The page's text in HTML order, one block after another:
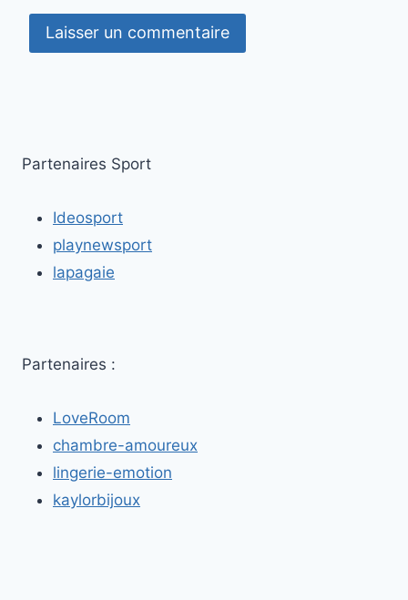
Partenaires Sport
Ideosport
playnewsport
lapagaie
Partenaires :
LoveRoom
chambre-amoureux
lingerie-emotion
kaylorbijoux